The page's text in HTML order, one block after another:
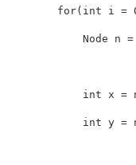
for( int i =
Node n =
int x =
int y =